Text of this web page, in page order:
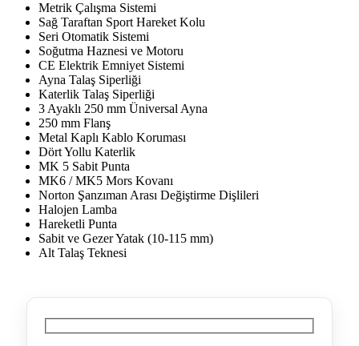
Metrik Çalışma Sistemi
Sağ Taraftan Sport Hareket Kolu
Seri Otomatik Sistemi
Soğutma Haznesi ve Motoru
CE Elektrik Emniyet Sistemi
Ayna Talaş Siperliği
Katerlik Talaş Siperliği
3 Ayaklı 250 mm Üniversal Ayna
250 mm Flanş
Metal Kaplı Kablo Koruması
Dört Yollu Katerlik
MK 5 Sabit Punta
MK6 / MK5 Mors Kovanı
Norton Şanzıman Arası Değiştirme Dişlileri
Halojen Lamba
Hareketli Punta
Sabit ve Gezer Yatak (10-115 mm)
Alt Talaş Teknesi